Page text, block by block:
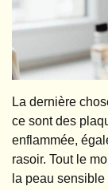
La dernière
ce sont des
enflammée,
rasoir. Tout le
la peau